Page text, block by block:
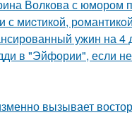
Волкова с юмором
миcтикoй,
ужин на 4
в "Эйфории", если
вызывает